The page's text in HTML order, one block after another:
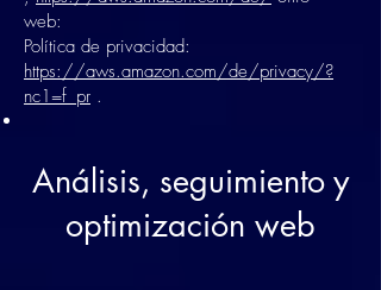
web:
Política de privacidad:
https://aws.amazon.com/de/privacy/?
nc1=f_pr .
Análisis, seguimiento y
optimización web